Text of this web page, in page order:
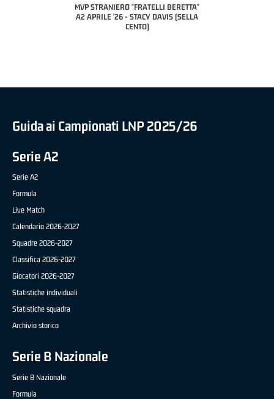
STRANIERO "FRATELLI BERETTA"
'26 - STACY DAVIS (SELLA
MVP "FRATELLI BERETTA" SAMUEL
DILAS B NAZIONALE APRILE '26 -
MARCO RESTELLI (TAV TREVIGLIO
Guida ai Campionati LNP 2025/26
Serie A2
Serie A2
Formula
Live Match
Calendario 2026-2027
Squadre 2026-2027
Classifica 2026-2027
Giocatori 2026-2027
Statistiche individuali
Statistiche squadra
Archivio storico
Serie B Nazionale
Serie B Nazionale
Formula